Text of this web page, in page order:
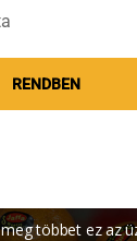
Jaffa
RENDBEN
többet ez az